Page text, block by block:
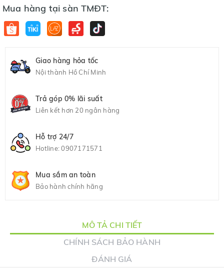
Mua hàng tại sàn TMĐT:
Giao hàng hỏa tốc
Nội thành Hồ Chí Minh
Trả góp 0% lãi suất
Liên kết hơn 20 ngân hàng
Hỗ trợ 24/7
Hotline:0907171571
Mua sắm an toàn
Bảo hành chính hãng
MÔ TẢ CHI TIẾT
CHÍNH SÁCH BẢO HÀNH
ĐÁNH GIÁ